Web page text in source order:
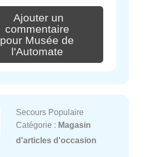
Ajouter un
commentaire
pour Musée de
l'Automate
Secours Populaire
Catégorie : Magasin
d'articles d'occasion